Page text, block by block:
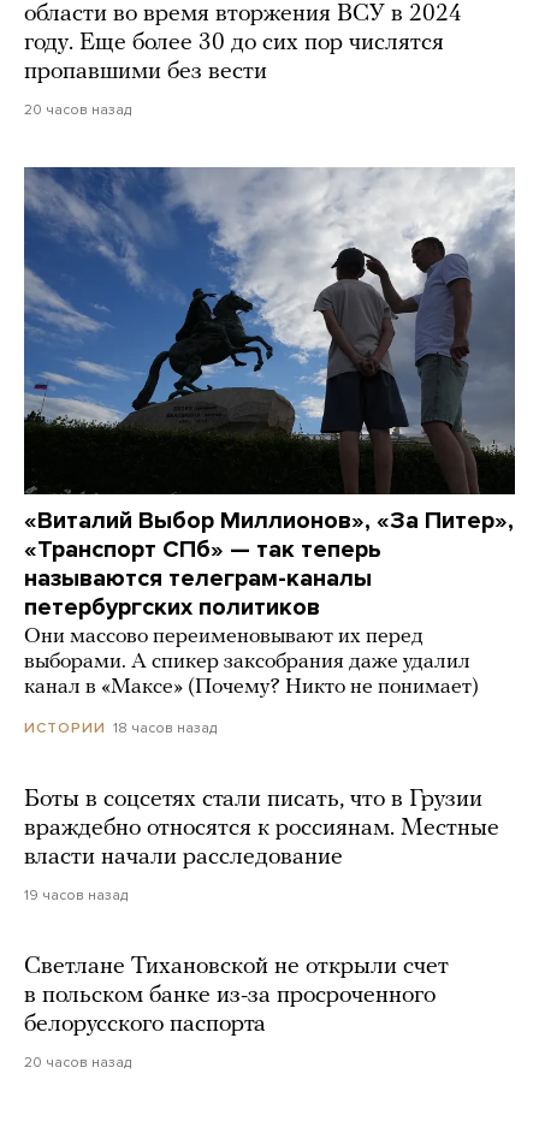
области во время вторжения ВСУ в 2024
году. Еще более 30 до сих пор числятся
пропавшими без вести
20 часов назад
«Виталий Выбор Миллионов», «За Питер»,
«Транспорт СПб» — так теперь
называются телеграм-каналы
петербургских политиков
Они массово переименовывают их перед
выборами. А спикер заксобрания даже удалил
канал в «Максе» (Почему? Никто не понимает)
ИСТОРИИ 18 часов назад
Боты в соцсетях стали писать, что в Грузии
враждебно относятся к россиянам. Местные
власти начали расследование
19 часов назад
Светлане Тихановской не открыли счет
в польском банке из-за просроченного
белорусского паспорта
20 часов назад